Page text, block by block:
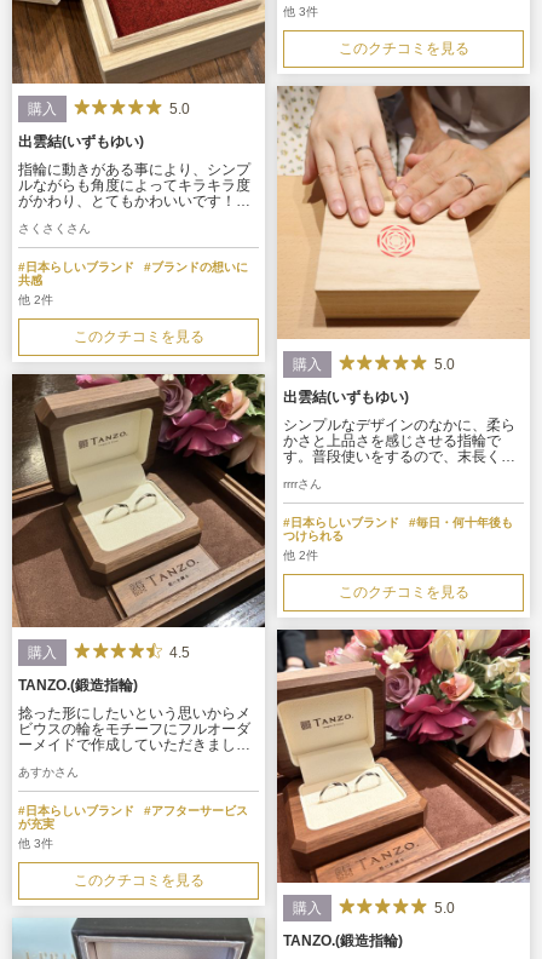
他 3件
このクチコミを見る
購入
5.0
出雲結(いずもゆい)
指輪に動きがある事により、シンプ
ルながらも角度によってキラキラ度
がかわり、とてもかわいいです！手
ドが光り、特別感を感じることがで
きます。一方、派手すぎず主張も激
しくないので、どんな洋服にも合わ
せやすく、また結婚指輪との重ね付
けも相性も良くおすすめです！
さくさくさん
#日本らしいブランド
#ブランドの想いに
共感
他 2件
このクチコミを見る
購入
5.0
出雲結(いずもゆい)
シンプルなデザインのなかに、柔ら
かさと上品さを感じさせる指輪で
す。普段使いをするので、末長く身
入を決めました。仕上げも丁寧で、
これから指に馴染んでいくのが楽し
みになりました。
rrrrさん
#日本らしいブランド
#毎日・何十年後も
つけられる
他 2件
このクチコミを見る
購入
4.5
TANZO.(鍛造指輪)
捻った形にしたいという思いからメ
ビウスの輪をモチーフにフルオーダ
ーメイドで作成していただきまし
イトを入れたいと思っていましたが
夫婦で全く同じデザインを身に付け
たかったため、指輪の内側に入れま
した。
あすかさん
#日本らしいブランド
#アフターサービス
が充実
他 3件
このクチコミを見る
購入
5.0
TANZO.(鍛造指輪)